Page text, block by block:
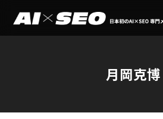
月岡克博